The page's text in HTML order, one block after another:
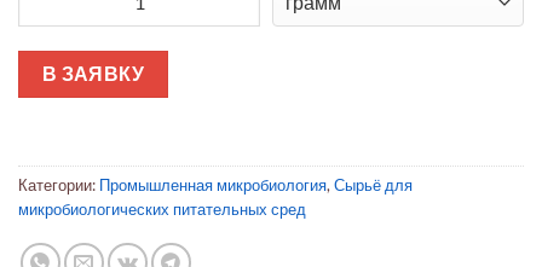
В ЗАЯВКУ
Категории: Промышленная микробиология,Сырьё для
микробиологических питательных сред